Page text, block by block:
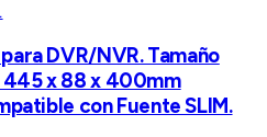
DVR/NVR. Tamaño
445 x 88 x 400mm
con Fuente SLIM.